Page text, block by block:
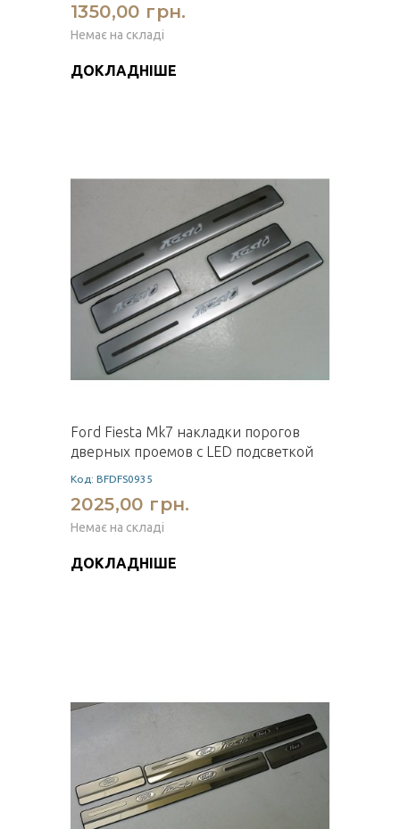
1350,00 грн.
Немає на складі
ДОКЛАДНІШЕ
Ford Fiesta Mk7 накладки порогов
дверных проемов с LED подсветкой
Код: BFDFS0935
2025,00 грн.
Немає на складі
ДОКЛАДНІШЕ